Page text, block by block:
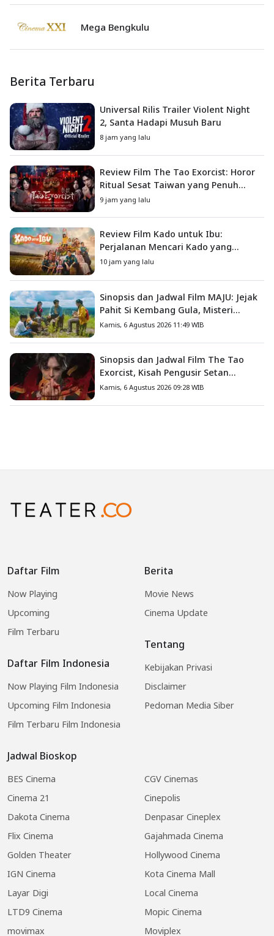
Mega Bengkulu
Berita Terbaru
Universal Rilis Trailer Violent Night
2, Santa Hadapi Musuh Baru
8 jam yang lalu
Review Film The Tao Exorcist: Horor
Ritual Sesat Taiwan yang Penuh
Misteri dan Teror Psikologis
9 jam yang lalu
Review Film Kado untuk Ibu:
Perjalanan Mencari Kado yang
Mengajarkan Arti Keluarga
10 jam yang lalu
Sinopsis dan Jadwal Film MAJU: Jejak
Pahit Si Kembang Gula, Misteri
Hilangnya Bagas di Lokasi Jambore
Kamis, 6 Agustus 2026 11:49 WIB
Sinopsis dan Jadwal Film The Tao
Exorcist, Kisah Pengusir Setan
Melawan Kutukan Mematikan
Kamis, 6 Agustus 2026 09:28 WIB
Daftar Film
Now Playing
Upcoming
Film Terbaru
Daftar Film Indonesia
Now Playing Film Indonesia
Upcoming Film Indonesia
Film Terbaru Film Indonesia
Jadwal Bioskop
BES Cinema
CGV Cinemas
Cinema 21
Cinepolis
Dakota Cinema
Denpasar Cineplex
Flix Cinema
Gajahmada Cinema
Golden Theater
Hollywood Cinema
IGN Cinema
Kota Cinema Mall
Layar Digi
Local Cinema
LTD9 Cinema
Mopic Cinema
movimax
Moviplex
Berita
Movie News
Cinema Update
Tentang
Kebijakan Privasi
Disclaimer
Pedoman Media Siber